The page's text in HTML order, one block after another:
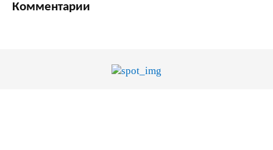
Комментарии